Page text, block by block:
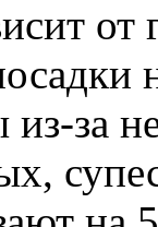
за